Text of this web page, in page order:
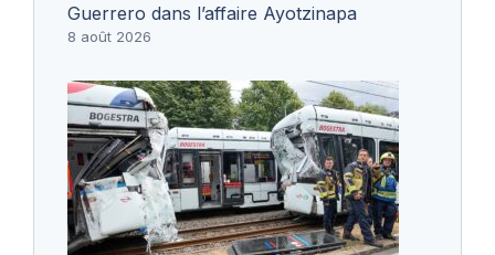
Guerrero dans l’affaire Ayotzinapa
8 août 2026